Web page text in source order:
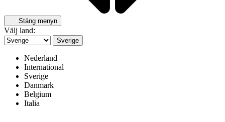
Stäng menyn
Välj land:
Sverige
Nederland
International
Sverige
Danmark
Belgium
Italia